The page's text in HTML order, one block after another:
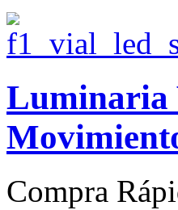
Luminaria
Compra